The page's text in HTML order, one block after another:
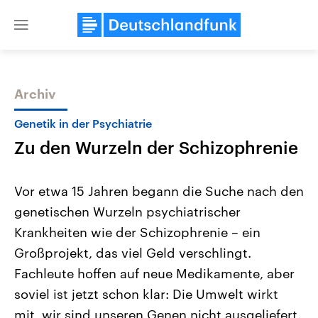
Close
Themen
Landtagswahl Sachsen-Anhalt
2026
Alle Informationen
Sachsen-Anhalt wählt am 6.
September 2026 einen neuen
Landtag. Seit 2021 wird das
Bundesland von einer Koalition aus
Aktuelle Beiträge,
Hintergründe
Wirtschaftlich und
gehören die Vereinigten
mit großem Einfluss auf
Archiv
Genetik in der Psychiatrie
Zu den Wurzeln der Schizophrenie
Vor etwa 15 Jahren begann die Suche nach den
genetischen Wurzeln psychiatrischer
Krankheiten wie der Schizophrenie – ein
Großprojekt, das viel Geld verschlingt.
Fachleute hoffen auf neue Medikamente, aber
soviel ist jetzt schon klar: Die Umwelt wirkt
mit, wir sind unseren Genen nicht ausgeliefert.